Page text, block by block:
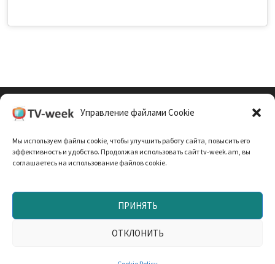
Управление файлами Cookie
Мы используем файлы cookie, чтобы улучшить работу сайта, повысить его
эффективность и удобство. Продолжая использовать сайт tv-week.am, вы
соглашаетесь на использование файлов cookie.
ПРИНЯТЬ
ОТКЛОНИТЬ
Политика Конфиденциальности
Запрещено использование материалов TV-неделя без
согласования с редакцией. При использовании
обязательна. Работает наWordPress